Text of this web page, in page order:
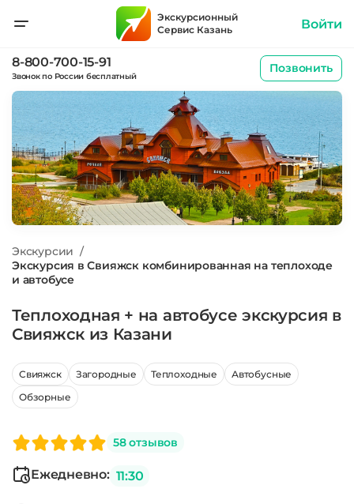
8-800-700-15-91
Звонок по России бесплатный
Позвонить
Экскурсионный
Сервис Казань
Войти
Экскурсии /
Экскурсия в Свияжск комбинированная на теплоходе
и автобусе
Теплоходная + на автобусе экскурсия в
Свияжск из Казани
Свияжск Загородные Теплоходные
Автобусные
Обзорные
58 отзывов
Ежедневно: 11:30